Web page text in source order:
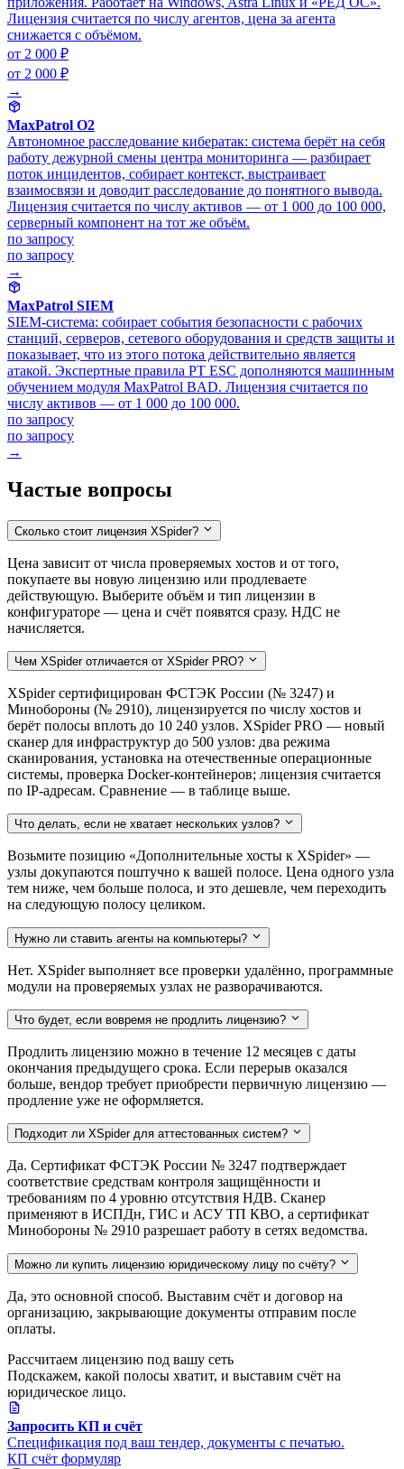
Лицензия считается по числу агентов, цена за агента
снижается с объёмом.
от 2 000 ₽
от 2 000 ₽
→
MaxPatrol O2
Автономное расследование кибератак: система берёт на себя
работу дежурной смены центра мониторинга — разбирает
поток инцидентов, собирает контекст, выстраивает
взаимосвязи и доводит расследование до понятного вывода.
Лицензия считается по числу активов — от 1 000 до 100 000,
серверный компонент на тот же объём.
по запросу
по запросу
→
MaxPatrol SIEM
SIEM-система: собирает события безопасности с рабочих
станций, серверов, сетевого оборудования и средств защиты и
показывает, что из этого потока действительно является
атакой. Экспертные правила PT ESC дополняются машинным
обучением модуля MaxPatrol BAD. Лицензия считается по
числу активов — от 1 000 до 100 000.
по запросу
по запросу
→
Частые вопросы
Сколько стоит лицензия XSpider?
Цена зависит от числа проверяемых хостов и от того,
покупаете вы новую лицензию или продлеваете
действующую. Выберите объём и тип лицензии в
конфигураторе — цена и счёт появятся сразу. НДС не
начисляется.
Чем XSpider отличается от XSpider PRO?
XSpider сертифицирован ФСТЭК России (№ 3247) и
Минобороны (№ 2910), лицензируется по числу хостов и
берёт полосы вплоть до 10 240 узлов. XSpider PRO — новый
сканер для инфраструктур до 500 узлов: два режима
сканирования, установка на отечественные операционные
системы, проверка Docker-контейнеров; лицензия считается
по IP-адресам. Сравнение — в таблице выше.
Что делать, если не хватает нескольких узлов?
Возьмите позицию «Дополнительные хосты к XSpider» —
узлы докупаются поштучно к вашей полосе. Цена одного узла
тем ниже, чем больше полоса, и это дешевле, чем переходить
на следующую полосу целиком.
Нужно ли ставить агенты на компьютеры?
Нет. XSpider выполняет все проверки удалённо, программные
модули на проверяемых узлах не разворачиваются.
Что будет, если вовремя не продлить лицензию?
Продлить лицензию можно в течение 12 месяцев с даты
окончания предыдущего срока. Если перерыв оказался
больше, вендор требует приобрести первичную лицензию —
продление уже не оформляется.
Подходит ли XSpider для аттестованных систем?
Да. Сертификат ФСТЭК России № 3247 подтверждает
соответствие средствам контроля защищённости и
требованиям по 4 уровню отсутствия НДВ. Сканер
применяют в ИСПДн, ГИС и АСУ ТП КВО, а сертификат
Минобороны № 2910 разрешает работу в сетях ведомства.
Можно ли купить лицензию юридическому лицу по счёту?
Да, это основной способ. Выставим счёт и договор на
организацию, закрывающие документы отправим после
оплаты.
Рассчитаем лицензию под вашу сеть
Подскажем, какой полосы хватит, и выставим счёт на
юридическое лицо.
Запросить КП и счёт
Спецификация под ваш тендер, документы с печатью.
КП счёт формуляр